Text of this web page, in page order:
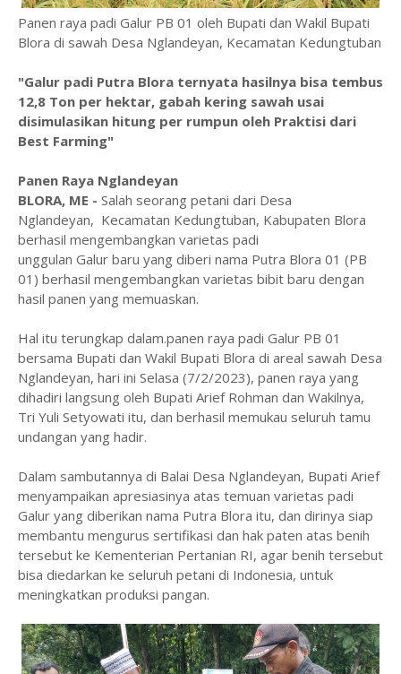
Panen raya padi Galur PB 01 oleh Bupati dan Wakil Bupati
Blora di sawah Desa Nglandeyan, Kecamatan Kedungtuban
"Galur padi Putra Blora ternyata hasilnya bisa tembus
12,8 Ton per hektar, gabah kering sawah usai
disimulasikan hitung per rumpun oleh Praktisi dari
Best Farming"
Panen Raya Nglandeyan
BLORA, ME - Salah seorang petani dari Desa
Nglandeyan, Kecamatan Kedungtuban, Kabupaten Blora
berhasil mengembangkan varietas padi
unggulan Galur baru yang diberi nama Putra Blora 01 (PB
01) berhasil mengembangkan varietas bibit baru dengan
hasil panen yang memuaskan.
Hal itu terungkap dalam.panen raya padi Galur PB 01
bersama Bupati dan Wakil Bupati Blora di areal sawah Desa
Nglandeyan, hari ini Selasa (7/2/2023), panen raya yang
dihadiri langsung oleh Bupati Arief Rohman dan Wakilnya,
Tri Yuli Setyowati itu, dan berhasil memukau seluruh tamu
undangan yang hadir.
Dalam sambutannya di Balai Desa Nglandeyan, Bupati Arief
menyampaikan apresiasinya atas temuan varietas padi
Galur yang diberikan nama Putra Blora itu, dan dirinya siap
membantu mengurus sertifikasi dan hak paten atas benih
tersebut ke Kementerian Pertanian RI, agar benih tersebut
bisa diedarkan ke seluruh petani di Indonesia, untuk
meningkatkan produksi pangan.